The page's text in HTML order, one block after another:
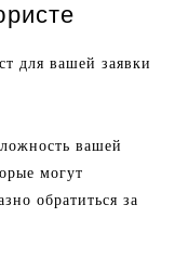
для вашей заявки
вашей
могут
обратиться за